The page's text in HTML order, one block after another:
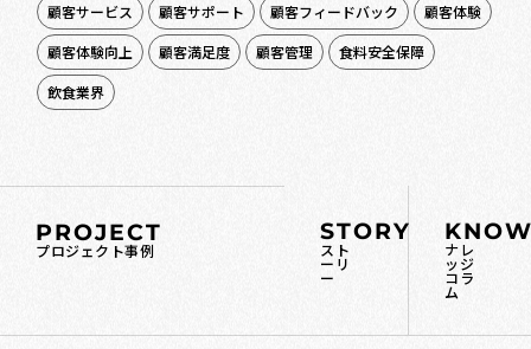
顧客サービス
顧客サポート 顧客フィードバック
顧客体験
顧客体験向上
顧客満足度 顧客管理
食料安全保障
飲食業界
PROJECT
プロジェクト事例
STORY
スト
ーリ
ー
ナレ
ッジ
コラ
ム